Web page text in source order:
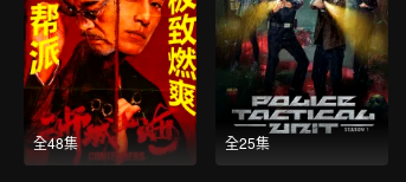
全48集 全25集